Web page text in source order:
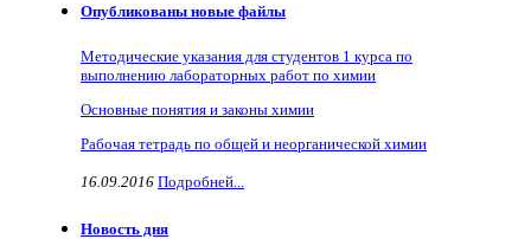
Опубликованы новые файлы
Методические указания для студентов 1 курса по
выполнению лабораторных работ по химии
Основные понятия и законы химии
Рабочая тетрадь по общей и неорганической химии
16.09.2016 Подробней...
Новость дня